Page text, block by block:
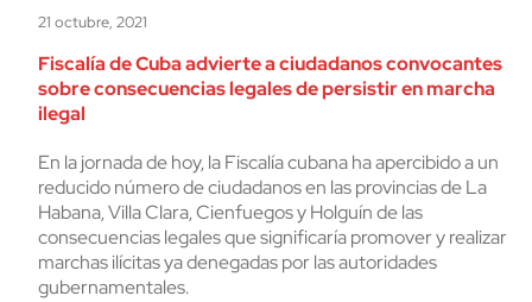
21 octubre, 2021
Fiscalía de Cuba advierte a ciudadanos convocantes
sobre consecuencias legales de persistir en marcha
ilegal
En la jornada de hoy, la Fiscalía cubana ha apercibido a un
reducido número de ciudadanos en las provincias de La
Habana, Villa Clara, Cienfuegos y Holguín de las
consecuencias legales que significaría promover y realizar
marchas ilícitas ya denegadas por las autoridades
gubernamentales.